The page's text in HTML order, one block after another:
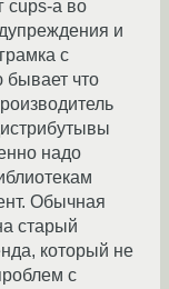
cups-а во
и
с
бывает что
надо
Обычная
старый
который не
с